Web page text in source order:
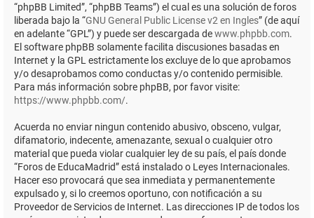
“phpBB Limited”, “phpBB Teams”) el cual es una solución de foros
liberada bajo la “GNU General Public License v2 en Ingles” (de aquí
en adelante “GPL”) y puede ser descargada dewww.phpbb.com.
El software phpBB solamente facilita discusiones basadas en
Internet y la GPL estrictamente los excluye de lo que aprobamos
y/o desaprobamos como conductas y/o contenido permisible.
Para más información sobre phpBB, por favor visite:
https://www.phpbb.com/.
Acuerda no enviar ningun contenido abusivo, obsceno, vulgar,
difamatorio, indecente, amenazante, sexual o cualquier otro
material que pueda violar cualquier ley de su país, el país donde
“Foros de EducaMadrid” está instalado o Leyes Internacionales.
Hacer eso provocará que sea inmediata y permanentemente
expulsado y, si lo creemos oportuno, con notificación a su
Proveedor de Servicios de Internet. Las direcciones IP de todos los